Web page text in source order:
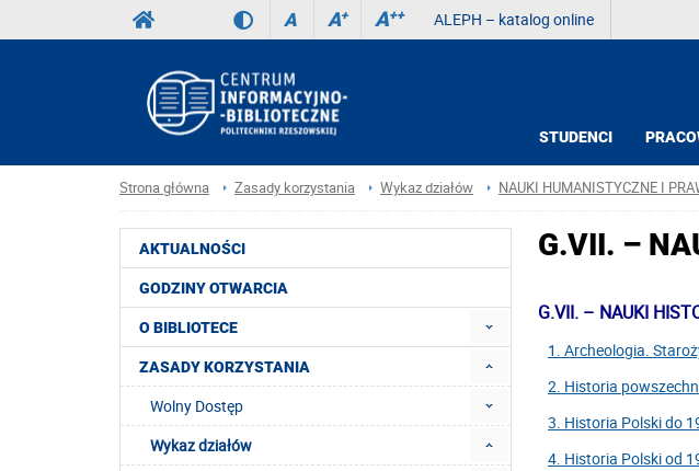
A A+ A++ ALEPH – katalog online
STUDENCI
Strona główna Zasady korzystania Wykaz działów NAUKI HUMANISTYCZNE I
AKTUALNOŚCI
GODZINY OTWARCIA
O BIBLIOTECE
ZASADY KORZYSTANIA
Wolny Dostęp
Wykaz działów
G.VII. –
G.VII. – NAUKI
1. Archeologia.
2. Historia
3. Historia Polski do
4. Historia Polski od